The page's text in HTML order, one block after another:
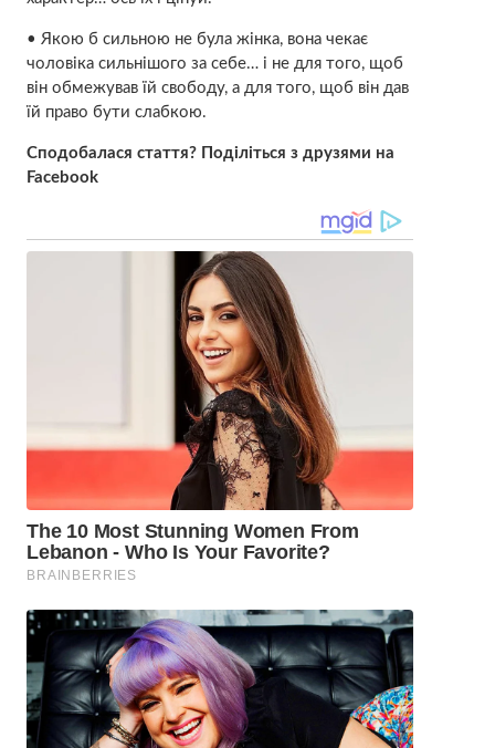
• Якою б сильною не була жінка, вона чекає
чоловіка сильнішого за себе… і не для того, щоб
він обмежував їй свободу, а для того, щоб він дав
їй право бути слабкою.
Сподобалася стаття? Поділіться з друзями на
Facebook